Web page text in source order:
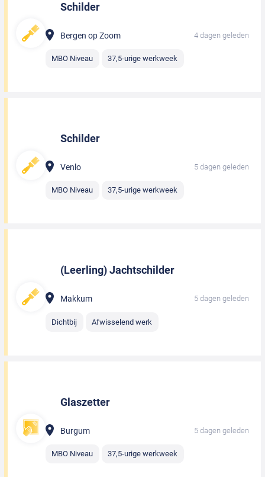
Schilder
Bergen op Zoom 4 dagen geleden
MBO Niveau 37,5-urige werkweek
Schilder
Venlo 5 dagen geleden
MBO Niveau 37,5-urige werkweek
(Leerling) Jachtschilder
Makkum 5 dagen geleden
Dichtbij Afwisselend werk
Glaszetter
Burgum 5 dagen geleden
MBO Niveau 37,5-urige werkweek